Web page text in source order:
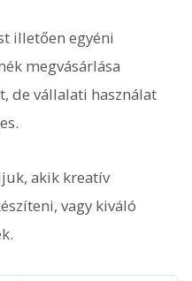
illetően egyéni
megvásárlása
de vállalati használat
akik kreatív
vagy kiváló